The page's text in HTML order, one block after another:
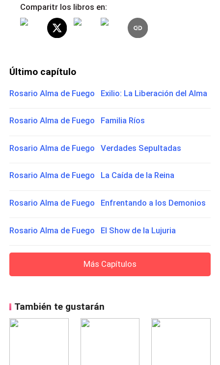
Comparitr los libros en:
Último capítulo
Rosario Alma de Fuego Exilio: La Liberación del Alma
Rosario Alma de Fuego Familia Ríos
Rosario Alma de Fuego Verdades Sepultadas
Rosario Alma de Fuego La Caída de la Reina
Rosario Alma de Fuego Enfrentando a los Demonios
Rosario Alma de Fuego El Show de la Lujuria
Más Capítulos
También te gustarán